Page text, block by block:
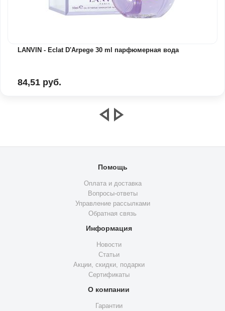
LANVIN - Eclat D'Arpege 30 ml парфюмерная вода
84,51 руб.
Помощь
Оплата и доставка
Вопросы-ответы
Управление рассылками
Обратная связь
Информация
Новости
Статьи
Акции, скидки, подарки
Сертификаты
О компании
Гарантии